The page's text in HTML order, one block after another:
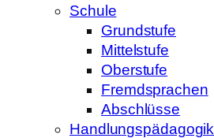
Schule
Grundstufe
Mittelstufe
Oberstufe
Fremdsprachen
Abschlüsse
Handlungspädagogik